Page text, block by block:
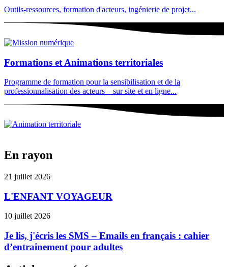
Outils-ressources, formation d'acteurs, ingénierie de projet...
Formations et Animations territoriales
Programme de formation pour la sensibilisation et de la
professionnalisation des acteurs – sur site et en ligne...
En rayon
21 juillet 2026
L'ENFANT VOYAGEUR
10 juillet 2026
Je lis, j'écris les SMS – Emails en français : cahier
d’entrainement pour adultes